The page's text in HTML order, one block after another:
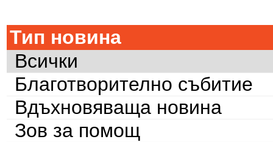
Тип новина
Всички
Благотворително събитие
Вдъхновяваща новина
Зов за помощ